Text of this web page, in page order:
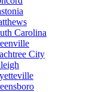
Carolina
City